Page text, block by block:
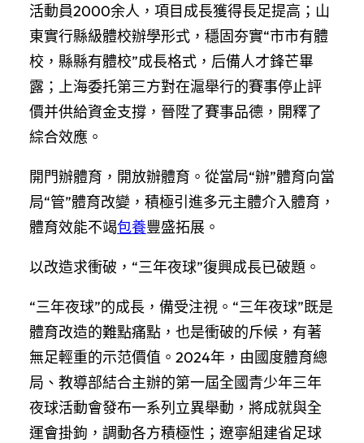
活動員2000余人，項目成長獲得長足提高；山
東實行縣級體校辦學形式，穩固夯實“市市有體
校，縣縣有體校”成長格式，后備人才鋒芒畢
露；上海委托第三方對在滬舉行的賽事停止評
價并供給資金支撐，晉陞了賽事品德，開釋了
綜合效應。
開門辦體育，開放辦體育。從當局“辦”體育向當
局“管”體育改變，積極引進多元主體介入體育，
體育效能不竭包養豐盛拓展。
以改造求衝破，“三年夜球”復興成長已破題。
“三年夜球”的成長，備受注視。“三年夜球”既是
體育改造的難點痛點，也是衝破的斥候，有著
無足輕重的示范價值。2024年，由國度體育總
局、教導部結合主辦的第一屆全國青少年三年
夜球活動會發布一系列立異舉動，將成就與全
運會掛鉤，調動各方積極性；遼寧組建省足球